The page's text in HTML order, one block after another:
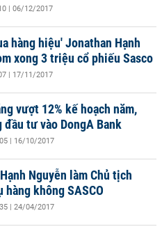
| 06/12/2017
hàng hiệu' Jonathan Hạnh
xong 3 triệu cổ phiếu Sasco
| 17/11/2017
vượt 12% kế hoạch năm,
tư vào DongA Bank
| 16/10/2017
Nguyễn làm Chủ tịch
không SASCO
| 24/04/2017